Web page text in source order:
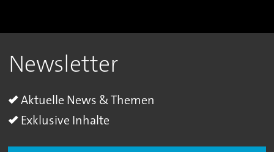
Newsletter
Aktuelle News & Themen
Exklusive Inhalte